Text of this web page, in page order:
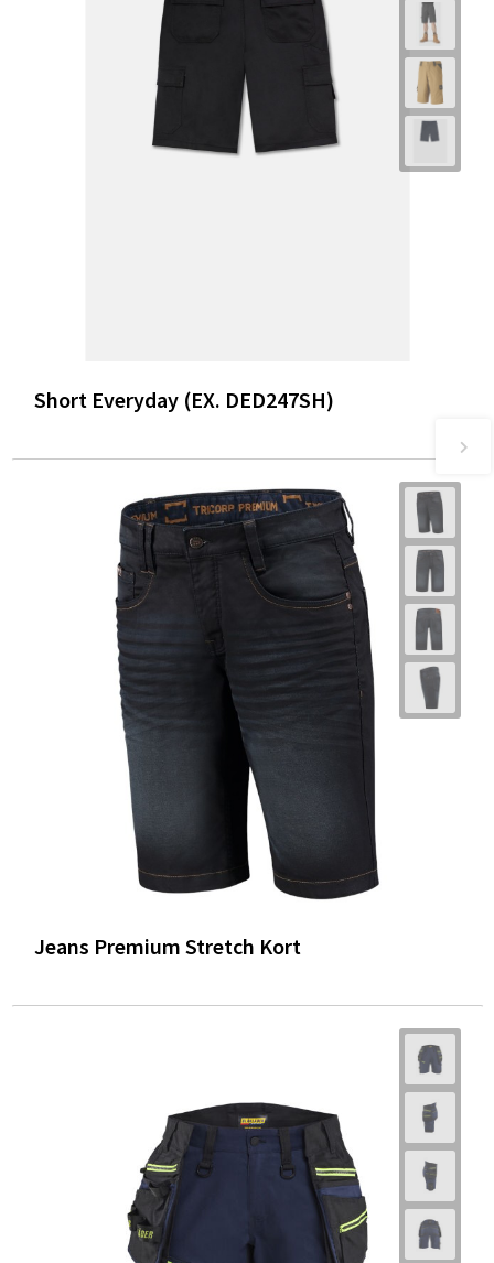
Short Everyday (EX. DED247SH)
Jeans Premium Stretch Kort